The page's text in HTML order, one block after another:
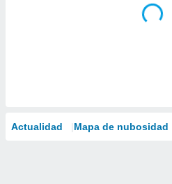
Actualidad Mapa de nubosidad